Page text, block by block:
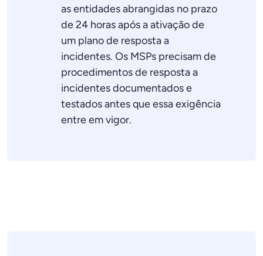
as entidades abrangidas no prazo
de 24 horas após a ativação de
um plano de resposta a
incidentes. Os MSPs precisam de
procedimentos de resposta a
incidentes documentados e
testados antes que essa exigência
entre em vigor.